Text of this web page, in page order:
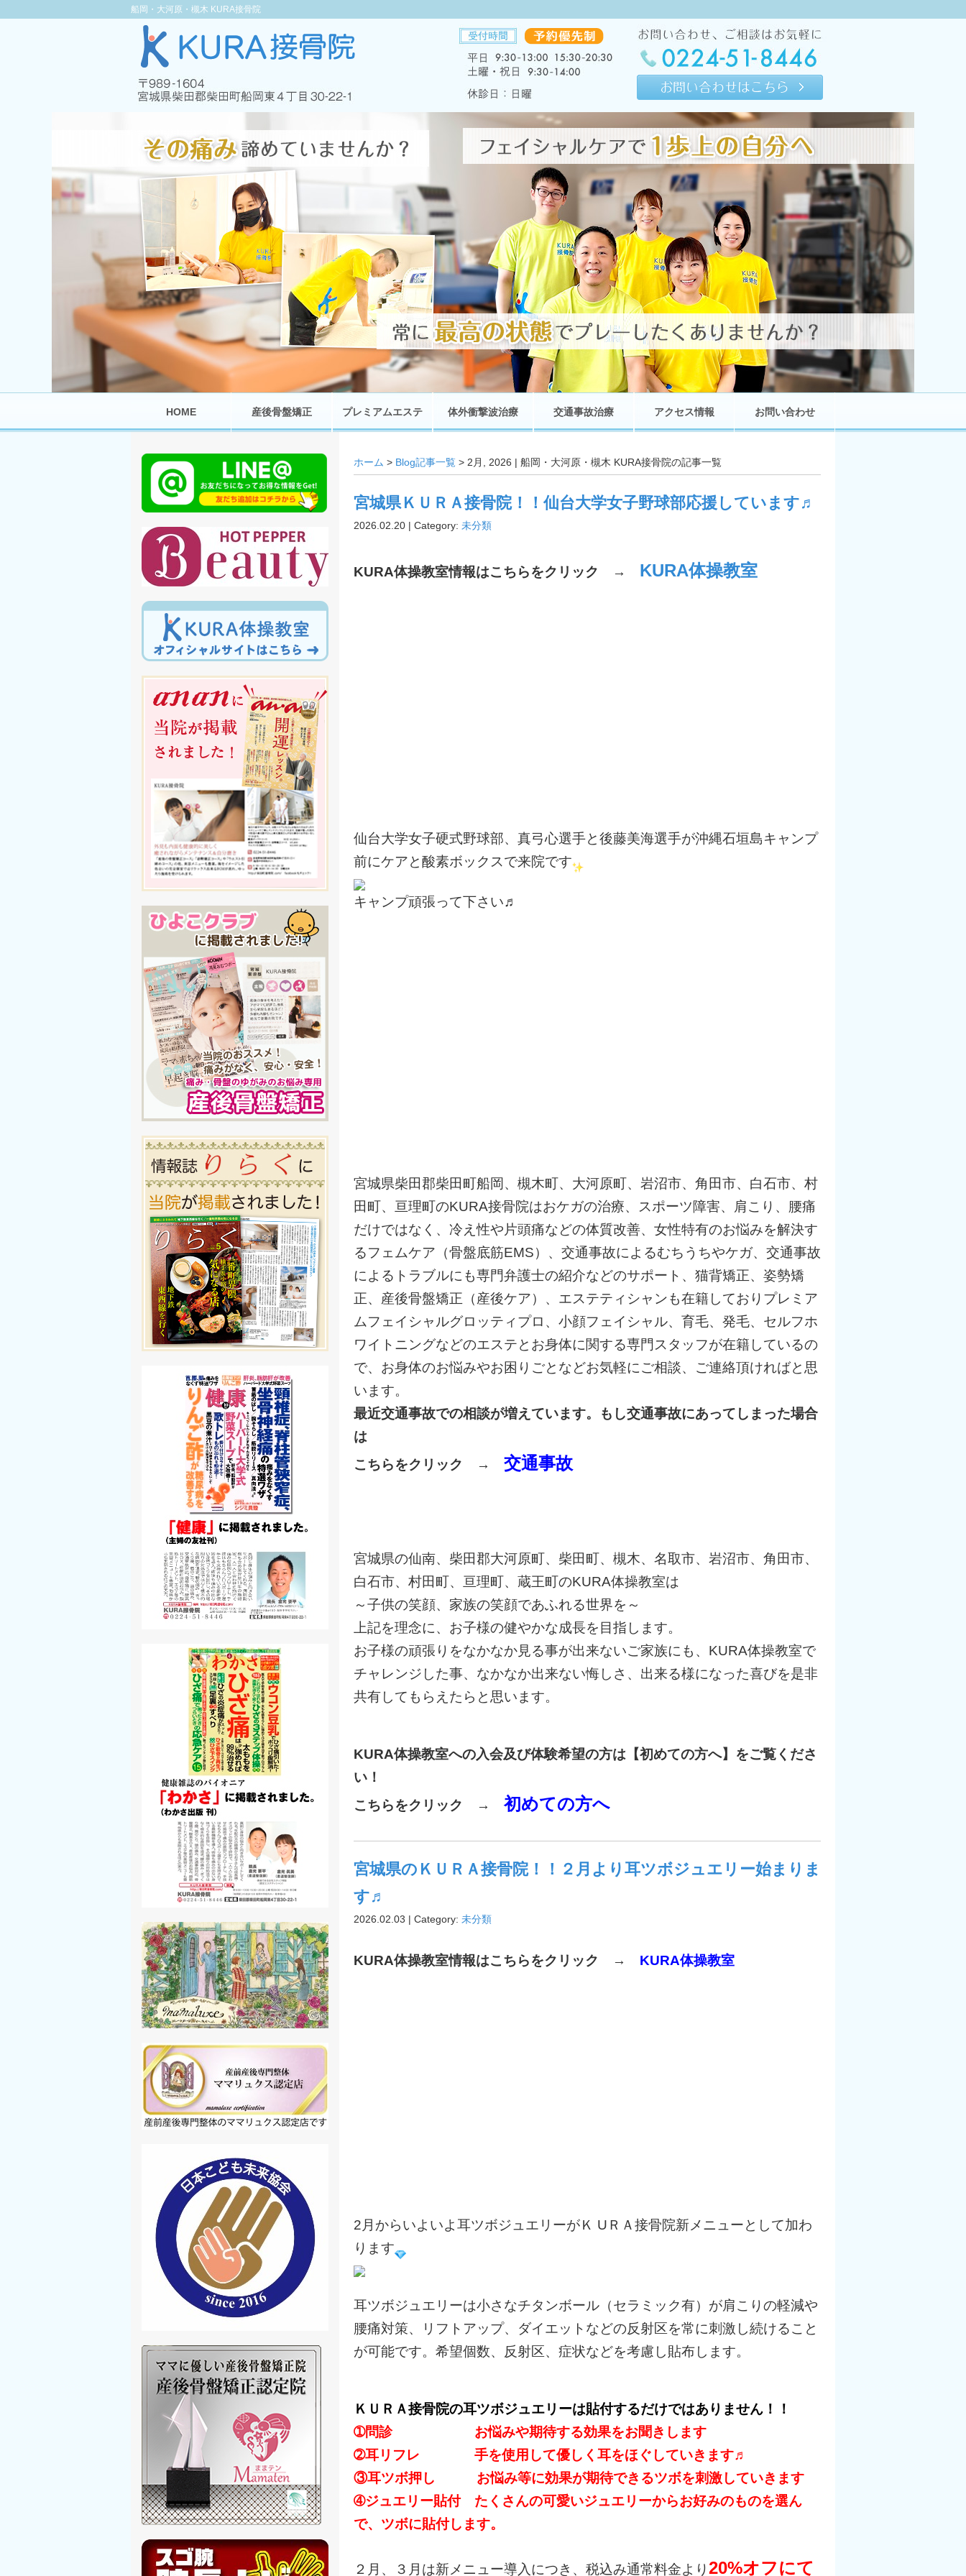
船岡・大河原・槻木 KURA接骨院
HOME 産後骨盤矯正 プレミアムエステ 体外衝撃波治療 交通事故治療 アクセス情報 お問い合わせ
ホーム > Blog記事一覧 > 2月, 2026 | 船岡・大河原・槻木 KURA接骨院の記事一覧
宮城県ＫＵＲＡ接骨院！！仙台大学女子野球部応援しています♬
2026.02.20 | Category: 未分類
KURA体操教室情報はこちらをクリック → KURA体操教室
仙台大学女子硬式野球部、真弓心選手と後藤美海選手が沖縄石垣島キャンプ
前にケアと酸素ボックスで来院です
キャンプ頑張って下さい♬
宮城県柴田郡柴田町船岡、槻木町、大河原町、岩沼市、角田市、白石市、村
田町、亘理町のKURA接骨院はおケガの治療、スポーツ障害、肩こり、腰痛
だけではなく、冷え性や片頭痛などの体質改善、女性特有のお悩みを解決す
るフェムケア（骨盤底筋EMS）、交通事故によるむちうちやケガ、交通事故
によるトラブルにも専門弁護士の紹介などのサポート、猫背矯正、姿勢矯
正、産後骨盤矯正（産後ケア）、エステティシャンも在籍しておりプレミア
ムフェイシャルグロッティプロ、小顔フェイシャル、育毛、発毛、セルフホ
ワイトニングなどのエステとお身体に関する専門スタッフが在籍しているの
で、お身体のお悩みやお困りごとなどお気軽にご相談、ご連絡頂ければと思
います。
最近交通事故での相談が増えています。もし交通事故にあってしまった場合
は
こちらをクリック → 交通事故
宮城県の仙南、柴田郡大河原町、柴田町、槻木、名取市、岩沼市、角田市、
白石市、村田町、亘理町、蔵王町のKURA体操教室は
～子供の笑顔、家族の笑顔であふれる世界を～
上記を理念に、お子様の健やかな成長を目指します。
お子様の頑張りをなかなか見る事が出来ないご家族にも、KURA体操教室で
チャレンジした事、なかなか出来ない悔しさ、出来る様になった喜びを是非
共有してもらえたらと思います。
KURA体操教室への入会及び体験希望の方は【初めての方へ】をご覧くださ
い！
こちらをクリック → 初めての方へ
宮城県のＫＵＲＡ接骨院！！２月より耳ツボジュエリー始まりま
す♬
2026.02.03 | Category: 未分類
KURA体操教室情報はこちらをクリック → KURA体操教室
2月からいよいよ耳ツボジュエリーがＫ UＲＡ接骨院新メニューとして加わ
ります
耳ツボジュエリーは小さなチタンボール（セラミック有）が肩こりの軽減や
腰痛対策、リフトアップ、ダイエットなどの反射区を常に刺激し続けること
が可能です。希望個数、反射区、症状などを考慮し貼布します。
ＫＵＲＡ接骨院の耳ツボジュエリーは貼付するだけではありません！！
➀問診 お悩みや期待する効果をお聞きします
➁耳リフレ 手を使用して優しく耳をほぐしていきます♬
③耳ツボ押し お悩み等に効果が期待できるツボを刺激していきます
➃ジュエリー貼付 たくさんの可愛いジュエリーからお好みのものを選ん
で、ツボに貼付します。
２月、３月は新メニュー導入につき、 税込み通常料金より20%オフにて